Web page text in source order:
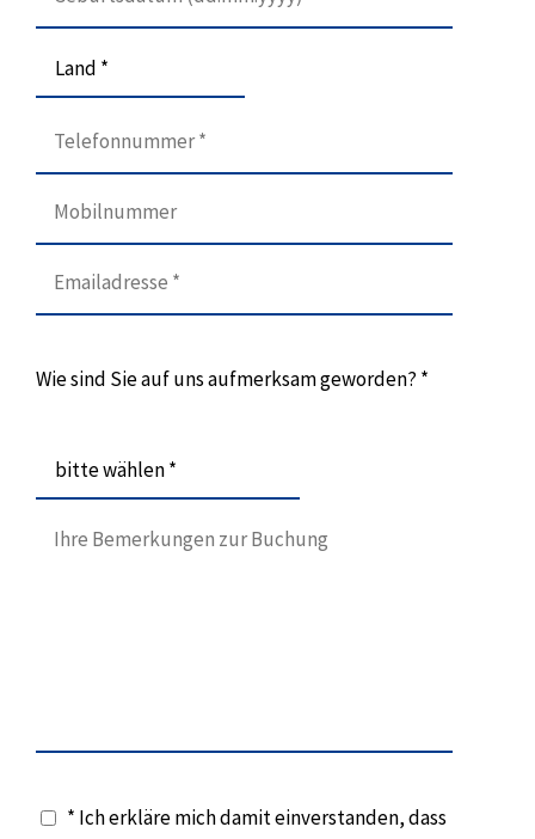
Land *
Wie sind Sie auf uns aufmerksam geworden? *
bitte wählen *
* Ich erkläre mich damit einverstanden, dass